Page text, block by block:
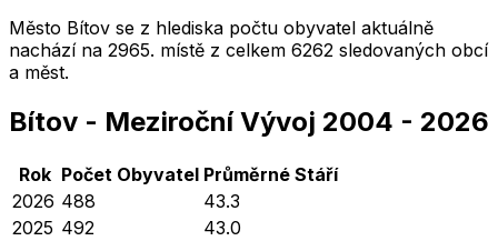
Město Bítov se z hlediska počtu obyvatel aktuálně
nachází na 2965. místě z celkem 6262 sledovaných obcí
a měst.
Bítov - Meziroční Vývoj 2004 - 2026
Rok Počet Obyvatel Průměrné Stáří
2026 488
43.3
2025 492
43.0